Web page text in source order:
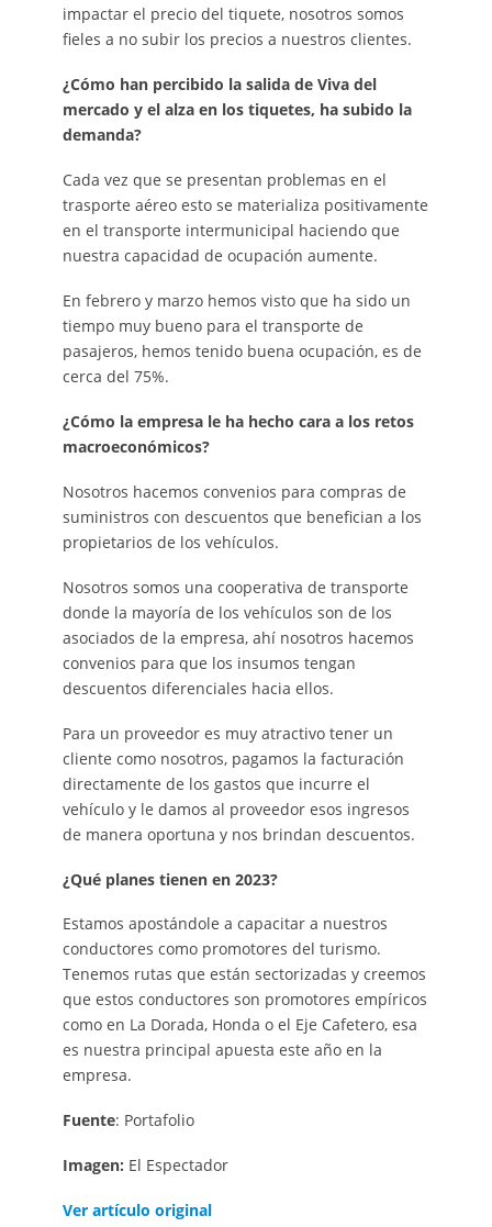
impactar el precio del tiquete, nosotros somos
fieles a no subir los precios a nuestros clientes.
¿Cómo han percibido la salida de Viva del
mercado y el alza en los tiquetes, ha subido la
demanda?
Cada vez que se presentan problemas en el
trasporte aéreo esto se materializa positivamente
en el transporte intermunicipal haciendo que
nuestra capacidad de ocupación aumente.
En febrero y marzo hemos visto que ha sido un
tiempo muy bueno para el transporte de
pasajeros, hemos tenido buena ocupación, es de
cerca del 75%.
¿Cómo la empresa le ha hecho cara a los retos
macroeconómicos?
Nosotros hacemos convenios para compras de
suministros con descuentos que benefician a los
propietarios de los vehículos.
Nosotros somos una cooperativa de transporte
donde la mayoría de los vehículos son de los
asociados de la empresa, ahí nosotros hacemos
convenios para que los insumos tengan
descuentos diferenciales hacia ellos.
Para un proveedor es muy atractivo tener un
cliente como nosotros, pagamos la facturación
directamente de los gastos que incurre el
vehículo y le damos al proveedor esos ingresos
de manera oportuna y nos brindan descuentos.
¿Qué planes tienen en 2023?
Estamos apostándole a capacitar a nuestros
conductores como promotores del turismo.
Tenemos rutas que están sectorizadas y creemos
que estos conductores son promotores empíricos
como en La Dorada, Honda o el Eje Cafetero, esa
es nuestra principal apuesta este año en la
empresa.
Fuente: Portafolio
Imagen: El Espectador
Ver artículo original